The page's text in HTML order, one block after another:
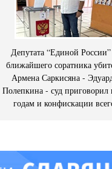
Депутата “Единой
ближайшего соратника
Армена Саркисяна -
Полепкина - суд приговорил
годам и конфискации